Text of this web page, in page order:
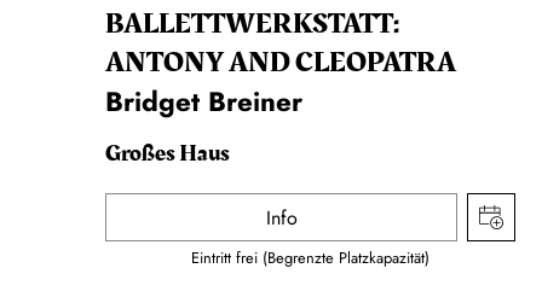
BALLETT­WERKSTATT:
ANTONY AND CLEOPATRA
Bridget Breiner
Großes Haus
Info
Eintritt frei (Begrenzte Platzkapazität)